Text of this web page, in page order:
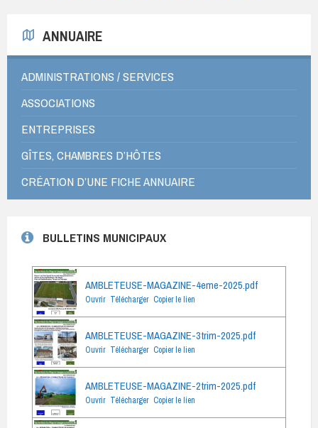
ANNUAIRE
ADMINISTRATIONS / SERVICES
ASSOCIATIONS
ENTREPRISES
GÎTES, CHAMBRES D’HÔTES
CRÉATION D’UNE FICHE ANNUAIRE
BULLETINS MUNICIPAUX
AMBLETEUSE-MAGAZINE-4eme-2025.pdf
Ouvrir Télécharger Copier le lien
AMBLETEUSE-MAGAZINE-3trim-2025.pdf
Ouvrir Télécharger Copier le lien
AMBLETEUSE-MAGAZINE-2trim-2025.pdf
Ouvrir Télécharger Copier le lien